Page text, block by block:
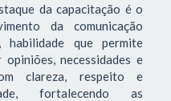
da capacitação é o
da comunicação
habilidade que permite
opiniões, necessidades e
clareza, respeito e
fortalecendo as